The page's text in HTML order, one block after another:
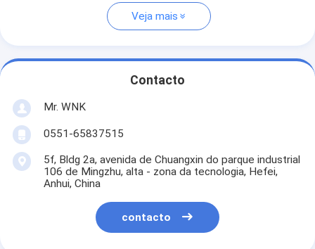
Veja mais
Contacto
Mr. WNK
0551-65837515
5f, Bldg 2a, avenida de Chuangxin do parque industrial
106 de Mingzhu, alta - zona da tecnologia, Hefei,
Anhui, China
contacto